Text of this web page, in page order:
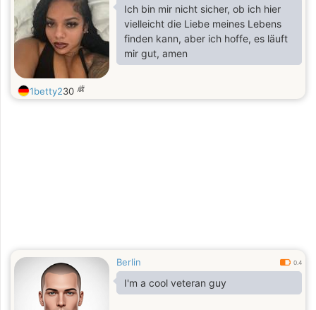
Ich bin mir nicht sicher, ob ich hier
vielleicht die Liebe meines Lebens
finden kann, aber ich hoffe, es läuft
mir gut, amen
1betty230 歳
Berlin 0.4
I'm a cool veteran guy